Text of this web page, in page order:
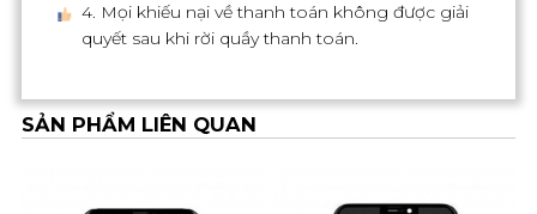
4. Mọi khiếu nại về thanh toán không được giải
quyết sau khi rời quầy thanh toán.
SẢN PHẨM LIÊN QUAN